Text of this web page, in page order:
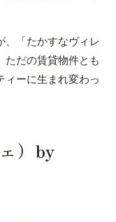
、「たかすなヴィレ
ただの賃貸物件とも
ィーに生まれ変わっ
）by